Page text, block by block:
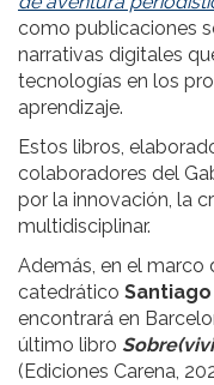
como publicaciones
narrativas digitales
tecnologías en los
aprendizaje.
Estos libros,
colaboradores del
por la innovación, la
multidisciplinar.
Además, en el marco
catedrático
encontrará en
último libro
(Ediciones Carena,